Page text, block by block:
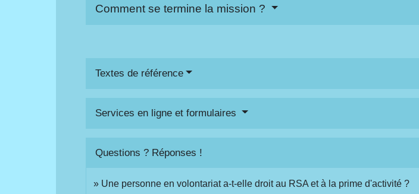
Comment se termine la mission ?
Textes de référence
Services en ligne et formulaires
Questions ? Réponses !
Une personne en volontariat a-t-elle droit au RSA et à la prime d'activité ?